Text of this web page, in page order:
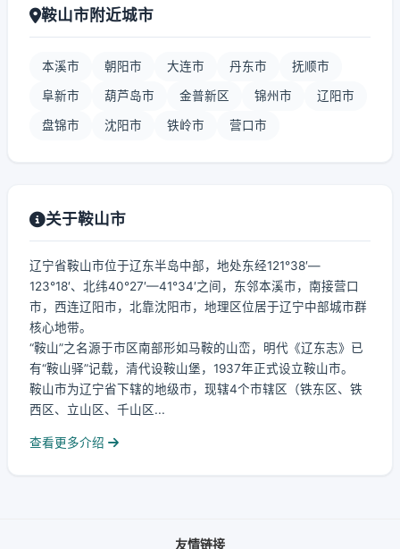
鞍山市附近城市
本溪市 朝阳市 大连市 丹东市 抚顺市
阜新市 葫芦岛市 金普新区 锦州市 辽阳市
盘锦市 沈阳市 铁岭市 营口市
关于鞍山市
辽宁省鞍山市位于辽东半岛中部，地处东经121°38′—
123°18′、北纬40°27′—41°34′之间，东邻本溪市，南接营口
市，西连辽阳市，北靠沈阳市，地理区位居于辽宁中部城市群
核心地带。
“鞍山”之名源于市区南部形如马鞍的山峦，明代《辽东志》已
有“鞍山驿”记载，清代设鞍山堡，1937年正式设立鞍山市。
鞍山市为辽宁省下辖的地级市，现辖4个市辖区（铁东区、铁
西区、立山区、千山区...
查看更多介绍
友情链接